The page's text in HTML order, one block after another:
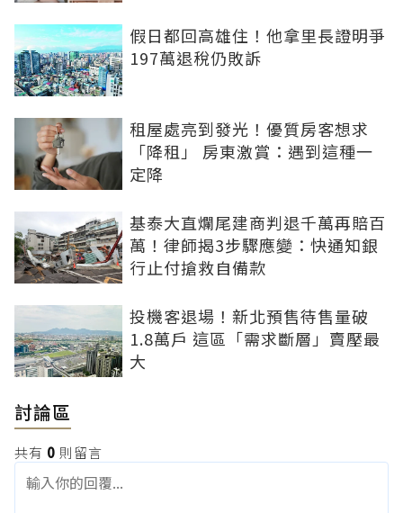
假日都回高雄住！他拿里長證明爭
197萬退稅仍敗訴
租屋處亮到發光！優質房客想求
「降租」 房東激賞：遇到這種一
定降
基泰大直爛尾建商判退千萬再賠百
萬！律師揭3步驟應變：快通知銀
行止付搶救自備款
投機客退場！新北預售待售量破
1.8萬戶 這區「需求斷層」賣壓最
大
討論區
共有 0 則留言